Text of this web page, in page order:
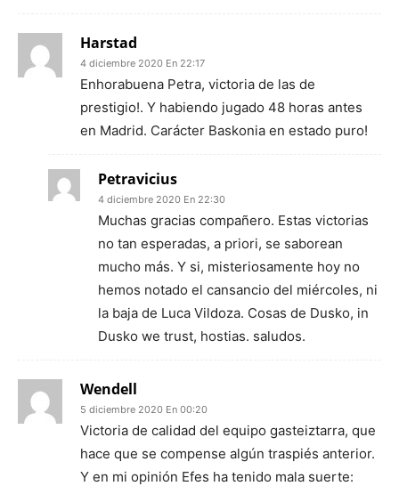
Harstad
4 diciembre 2020 En 22:17
Enhorabuena Petra, victoria de las de
prestigio!. Y habiendo jugado 48 horas antes
en Madrid. Carácter Baskonia en estado puro!
Petravicius
4 diciembre 2020 En 22:30
Muchas gracias compañero. Estas victorias
no tan esperadas, a priori, se saborean
mucho más. Y si, misteriosamente hoy no
hemos notado el cansancio del miércoles, ni
la baja de Luca Vildoza. Cosas de Dusko, in
Dusko we trust, hostias. saludos.
Wendell
5 diciembre 2020 En 00:20
Victoria de calidad del equipo gasteiztarra, que
hace que se compense algún traspiés anterior.
Y en mi opinión Efes ha tenido mala suerte: